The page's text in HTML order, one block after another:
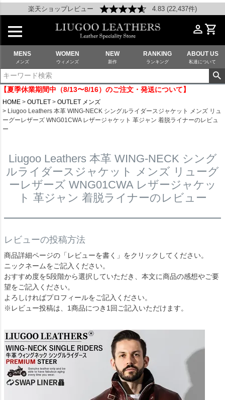
楽天ショップレビュー 4.83 (22,437件)
MENS
メンズ
WOMEN
ウィメンズ
NEW
新作
RANKING
ランキング
ABOUT US
私達について
【夏季休業期間中（8/13〜8/16）のご注文・発送について】
HOME OUTLET
OUTLET メンズ
Liugoo Leathers 本革 WING-NECK シングルライダースジャケット メンズ リュ
ーグーレザーズ WNG01CWA レザージャケット 革ジャン 着脱ライナーのレビュ
ー
Liugoo Leathers 本革 WING-NECK シング
ルライダースジャケット メンズ リューグ
ーレザーズ WNG01CWA レザージャケッ
ト 革ジャン 着脱ライナーのレビュー
レビューの投稿方法
商品詳細ページの「レビューを書く」をクリックしてください。
ニックネームをご記入ください。
おすすめ度を5段階から選択していただき、本文に商品の感想やご要
望をご記入ください。
よろしければプロフィールをご記入ください。
※レビュー投稿は、1商品につき1回ご記入いただけます。